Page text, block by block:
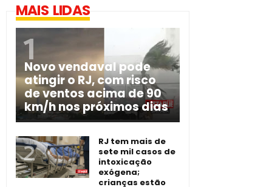
MAIS LIDAS
Novo vendaval pode
atingir o RJ, com risco
de ventos acima de 90
km/h nos próximos dias
RJ tem mais de
sete mil casos de
intoxicação
exógena;
crianças estão